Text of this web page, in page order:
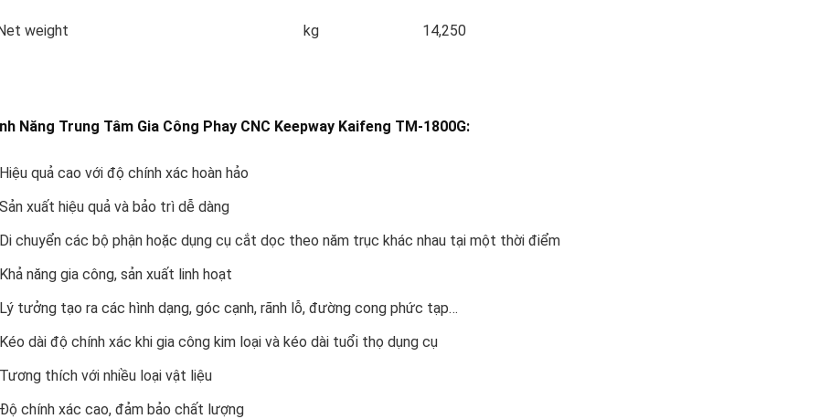
weight kg 14,250
Năng Trung Tâm Gia Công Phay CNC Keepway Kaifeng TM-1800G:
Hiệu quả cao với độ chính xác hoàn hảo
Sản xuất hiệu quả và bảo trì dễ dàng
Di chuyển các bộ phận hoặc dụng cụ cắt dọc theo năm trục khác nhau tại một thời điểm
Khả năng gia công, sản xuất linh hoạt
Lý tưởng tạo ra các hình dạng, góc cạnh, rãnh lỗ, đường cong phức tạp…
Kéo dài độ chính xác khi gia công kim loại và kéo dài tuổi thọ dụng cụ
Tương thích với nhiều loại vật liệu
Độ chính xác cao, đảm bảo chất lượng